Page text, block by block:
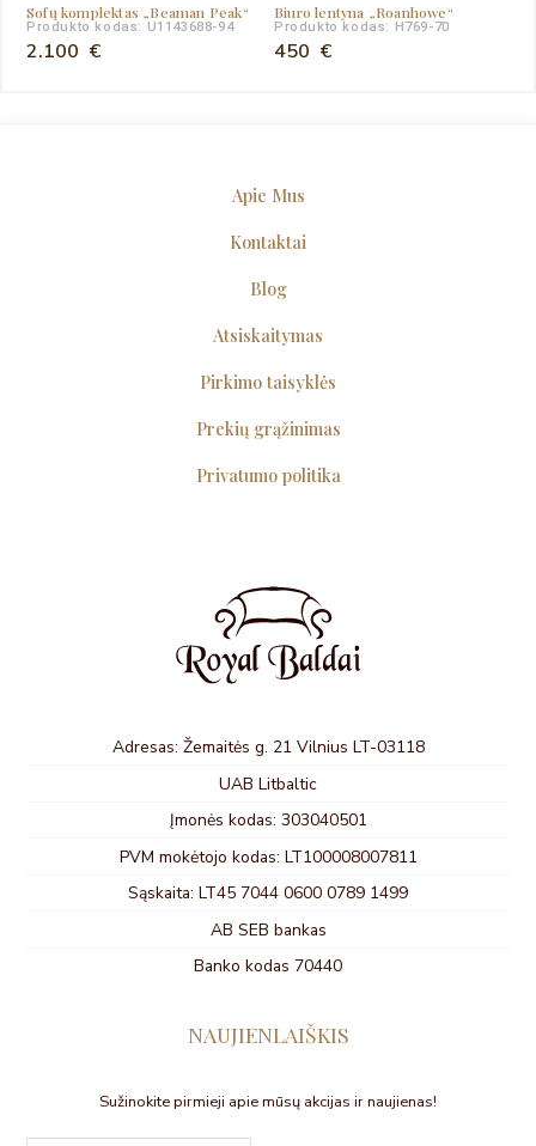
Sofų komplektas „Beaman Peak“
Produkto kodas: U1143688-94
2.100 €
Biuro lentyna „Roanhowe“
Produkto kodas: H769-70
450 €
Apie Mus
Kontaktai
Blog
Atsiskaitymas
Pirkimo taisyklės
Prekių grąžinimas
Privatumo politika
Adresas: Žemaitės g. 21 Vilnius LT-03118
UAB Litbaltic
Įmonės kodas: 303040501
PVM mokėtojo kodas: LT100008007811
Sąskaita: LT45 7044 0600 0789 1499
AB SEB bankas
Banko kodas 70440
NAUJIENLAIŠKIS
Sužinokite pirmieji apie mūsų akcijas ir naujienas!